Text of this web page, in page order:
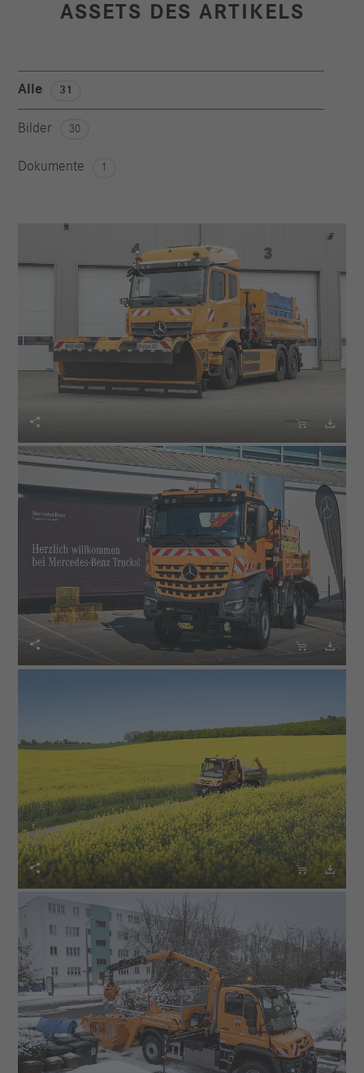
ASSETS DES ARTIKELS
Alle 31
Bilder 30
Dokumente 1
  
  
  